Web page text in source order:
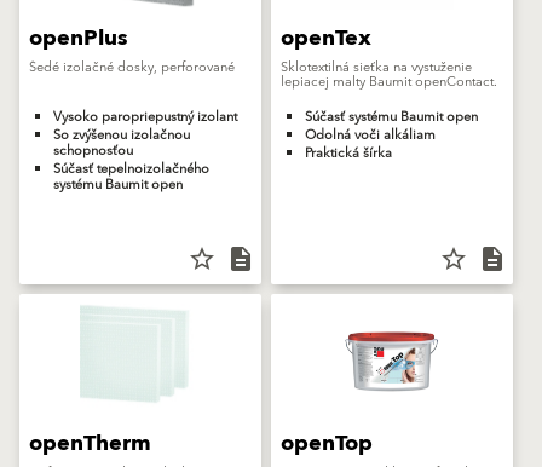
openPlus
Šedé izolačné dosky, perforované
Vysoko paropriepustný izolant
So zvýšenou izolačnou
schopnosťou
Súčasť tepelnoizolačného
systému Baumit open
star_border description
openTex
Sklotextilná sieťka na vystuženie
lepiacej malty Baumit openContact.
Súčasť systému Baumit open
Odolná voči alkáliam
Praktická šírka
star_border description
openTherm openTop